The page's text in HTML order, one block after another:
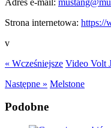
Strona internetowa: https://
v
« Wcześniejsze Video Volt
Następne » Melstone
Podobne